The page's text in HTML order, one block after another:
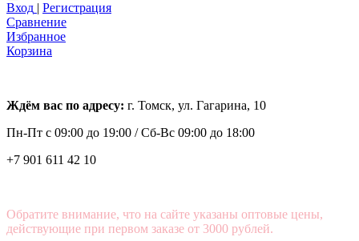
Вход | Регистрация
Сравнение
Избранное
Корзина
Ждём вас по адресу: г. Томск, ул. Гагарина, 10
Пн-Пт с 09:00 до 19:00 /Сб-Вс 09:00 до 18:00
+7 901 611 42 10
Обратите внимание, что на сайте указаны оптовые цены,
действующие при первом заказе от 3000 рублей.